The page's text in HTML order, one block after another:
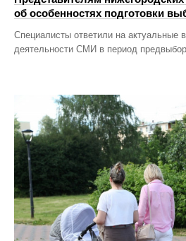
об особенностях подготовки
Специалисты ответили на актуальные
деятельности СМИ в период